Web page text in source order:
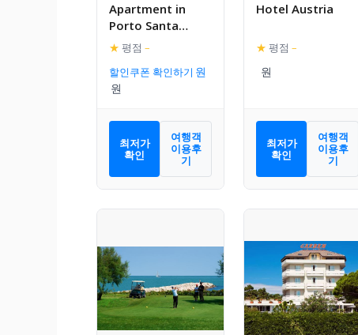
Apartment in
Porto Santa
Margherita
★ 평점 –
할인쿠폰 확인하기
최저가
확인
여행객
이용후
기
Hotel Austria
★ 평점 –
최저가
확인
여행객
이용후
기